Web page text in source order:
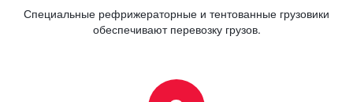
Специальные рефрижераторные и тентованные грузовики
обеспечивают перевозку грузов.